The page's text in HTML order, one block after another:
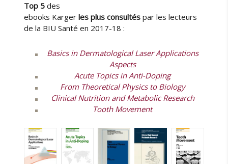
i
n
Top 5 des
ebooks Kargerles plus consultés par les lecteurs
de la BIU Santé en 2017-18 :
Basics in Dermatological Laser Applications
Aspects
Acute Topics in Anti-Doping
From Theoretical Physics to Biology
Clinical Nutrition and Metabolic Research
Tooth Movement